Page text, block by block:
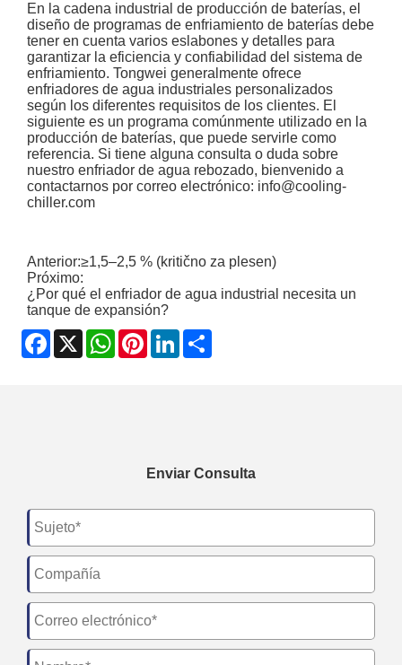
En la cadena industrial de producción de baterías, el
diseño de programas de enfriamiento de baterías debe
tener en cuenta varios eslabones y detalles para
garantizar la eficiencia y confiabilidad del sistema de
enfriamiento. Tongwei generalmente ofrece
enfriadores de agua industriales personalizados
según los diferentes requisitos de los clientes. El
siguiente es un programa comúnmente utilizado en la
producción de baterías, que puede servirle como
referencia. Si tiene alguna consulta o duda sobre
nuestro enfriador de agua rebozado, bienvenido a
contactarnos por correo electrónico: info@cooling-
chiller.com
Anterior:≥1,5–2,5 % (kritično za plesen)
Próximo:
¿Por qué el enfriador de agua industrial necesita un
tanque de expansión?
Facebook
X WhatsApp
PinterestLinkedIn
Enviar Consulta